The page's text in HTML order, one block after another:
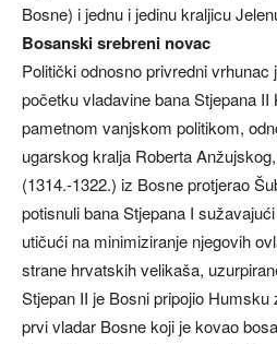
Bosne) i jednu i jedinu kraljicu
Bosanski srebreni novac
Politički odnosno privredni vrhunac
početku vladavine bana Stjepana II
pametnom vanjskom politikom,
ugarskog kralja Roberta
(1314.-1322.) iz Bosne protjerao
potisnuli bana Stjepana I
utičući na minimiziranje njegovih
strane hrvatskih velikaša,
Stjepan II je Bosni pripojio Humsku
prvi vladar Bosne koji je kovao